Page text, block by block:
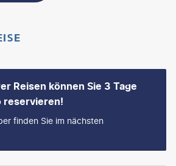
Reisen können Sie 3 Tage
reservieren!
finden Sie im nächsten